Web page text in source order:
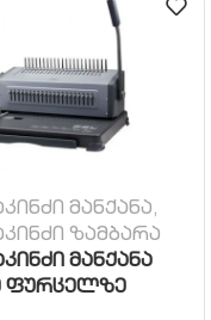
მანქანა,
ზამბარა
მანქანა
ფურცელზე